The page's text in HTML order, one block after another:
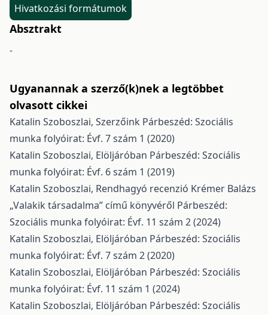
Hivatkozási formátumok
Absztrakt
-
Ugyanannak a szerző(k)nek a legtöbbet
olvasott cikkei
Katalin Szoboszlai, Szerzőink Párbeszéd: Szociális
munka folyóirat: Évf. 7 szám 1 (2020)
Katalin Szoboszlai, Elöljáróban Párbeszéd: Szociális
munka folyóirat: Évf. 6 szám 1 (2019)
Katalin Szoboszlai, Rendhagyó recenzió Krémer Balázs
„Valakik társadalma” című könyvéről Párbeszéd:
Szociális munka folyóirat: Évf. 11 szám 2 (2024)
Katalin Szoboszlai, Elöljáróban Párbeszéd: Szociális
munka folyóirat: Évf. 7 szám 2 (2020)
Katalin Szoboszlai, Elöljáróban Párbeszéd: Szociális
munka folyóirat: Évf. 11 szám 1 (2024)
Katalin Szoboszlai, Elöljáróban Párbeszéd: Szociális